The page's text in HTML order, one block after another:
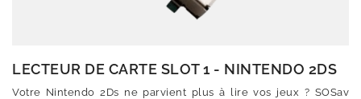
LECTEUR DE CARTE SLOT 1 - NINTENDO 2DS
Votre Nintendo 2Ds ne parvient plus à lire vos jeux ? SOSav